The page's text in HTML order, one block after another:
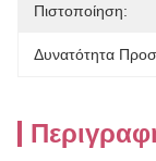
Πιστοποίηση:
Δυνατότητα